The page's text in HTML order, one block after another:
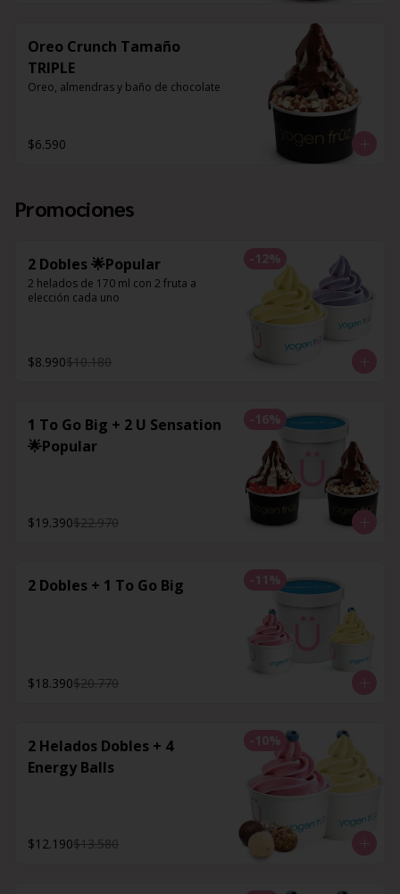
Oreo Crunch Tamaño
TRIPLE
Oreo, almendras y baño de chocolate
$6.590
Promociones
-12%
2 Dobles 🌟Popular
2 helados de 170 ml con 2 fruta a
elección cada uno
$8.990$10.180
-16%
1 To Go Big + 2 U Sensation
🌟Popular
$19.390$22.970
-11 %
2 Dobles + 1 To Go Big
$18.390$20.770
-10%
2 Helados Dobles + 4
Energy Balls
$12.190$13.580